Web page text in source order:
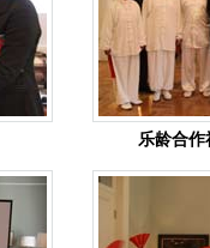
乐龄合